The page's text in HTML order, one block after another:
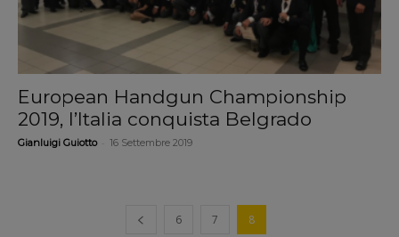
European Handgun Championship
2019, l’Italia conquista Belgrado
Gianluigi Guiotto 16 Settembre 2019
6 7 8